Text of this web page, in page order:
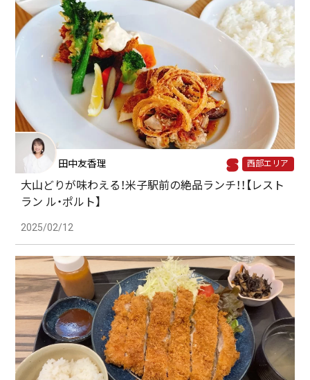
田中友香理 西部エリア
大山どりが味わえる！米子駅前の絶品ランチ！！【レスト
ラン ル・ポルト】
2025/02/12